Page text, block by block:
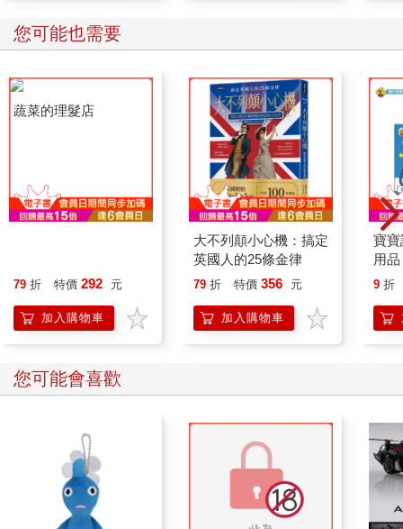
您可能也需要
79 折 特價 292 元
加入購物車
大不列顛小心機：搞定
英國人的25條金律
79 折 特價 356 元
加入購物車
寶
用品
9 折
您可能會喜歡